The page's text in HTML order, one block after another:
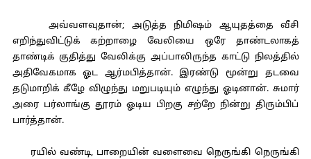
அவ்வளவுதான்; அடுத்த நிமிஷம் ஆயுதத்தை வீசி
எறிந்துவிட்டுக் கற்றாழை வேலியை ஒரே தாண்டலாகத்
தாண்டிக் குதித்து வேலிக்கு அப்பாலிருந்த காட்டு நிலத்தில்
அதிவேகமாக ஓட ஆர்மபித்தான். இரண்டு மூன்று தடவை
தடுமாறிக் கீழே விழுந்து மறுபடியும் எழுந்து ஓடினான். சுமார்
அரை பர்லாங்கு தூரம் ஓடிய பிறகு சற்றே நின்று திரும்பிப்
பார்த்தான்.
ரயில் வண்டி, பாறையின் வளைவை நெருங்கி நெருங்கி